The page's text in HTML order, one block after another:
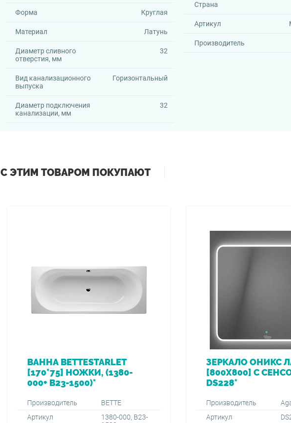
Форма Круглая
Материал Латунь
Диаметр сливного
отверстия, мм
32
Вид канализационного
выпуска
Горизонтальный
Диаметр подключения
канализации, мм
32
Страна
Артикул
Производитель
С ЭТИМ ТОВАРОМ ПОКУПАЮТ
ВАННА BETTESTARLET
[170*75] НОЖКИ, (1380-
000+ B23-1500)*
Производитель
BETTE
Артикул
1380-000, B23-
ЗЕРКАЛО ОНИКС
[800Х800] С
DS228*
Производитель
Артикул